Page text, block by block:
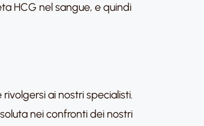
HCG nel sangue, e quindi
ai nostri specialisti.
nei confronti dei nostri